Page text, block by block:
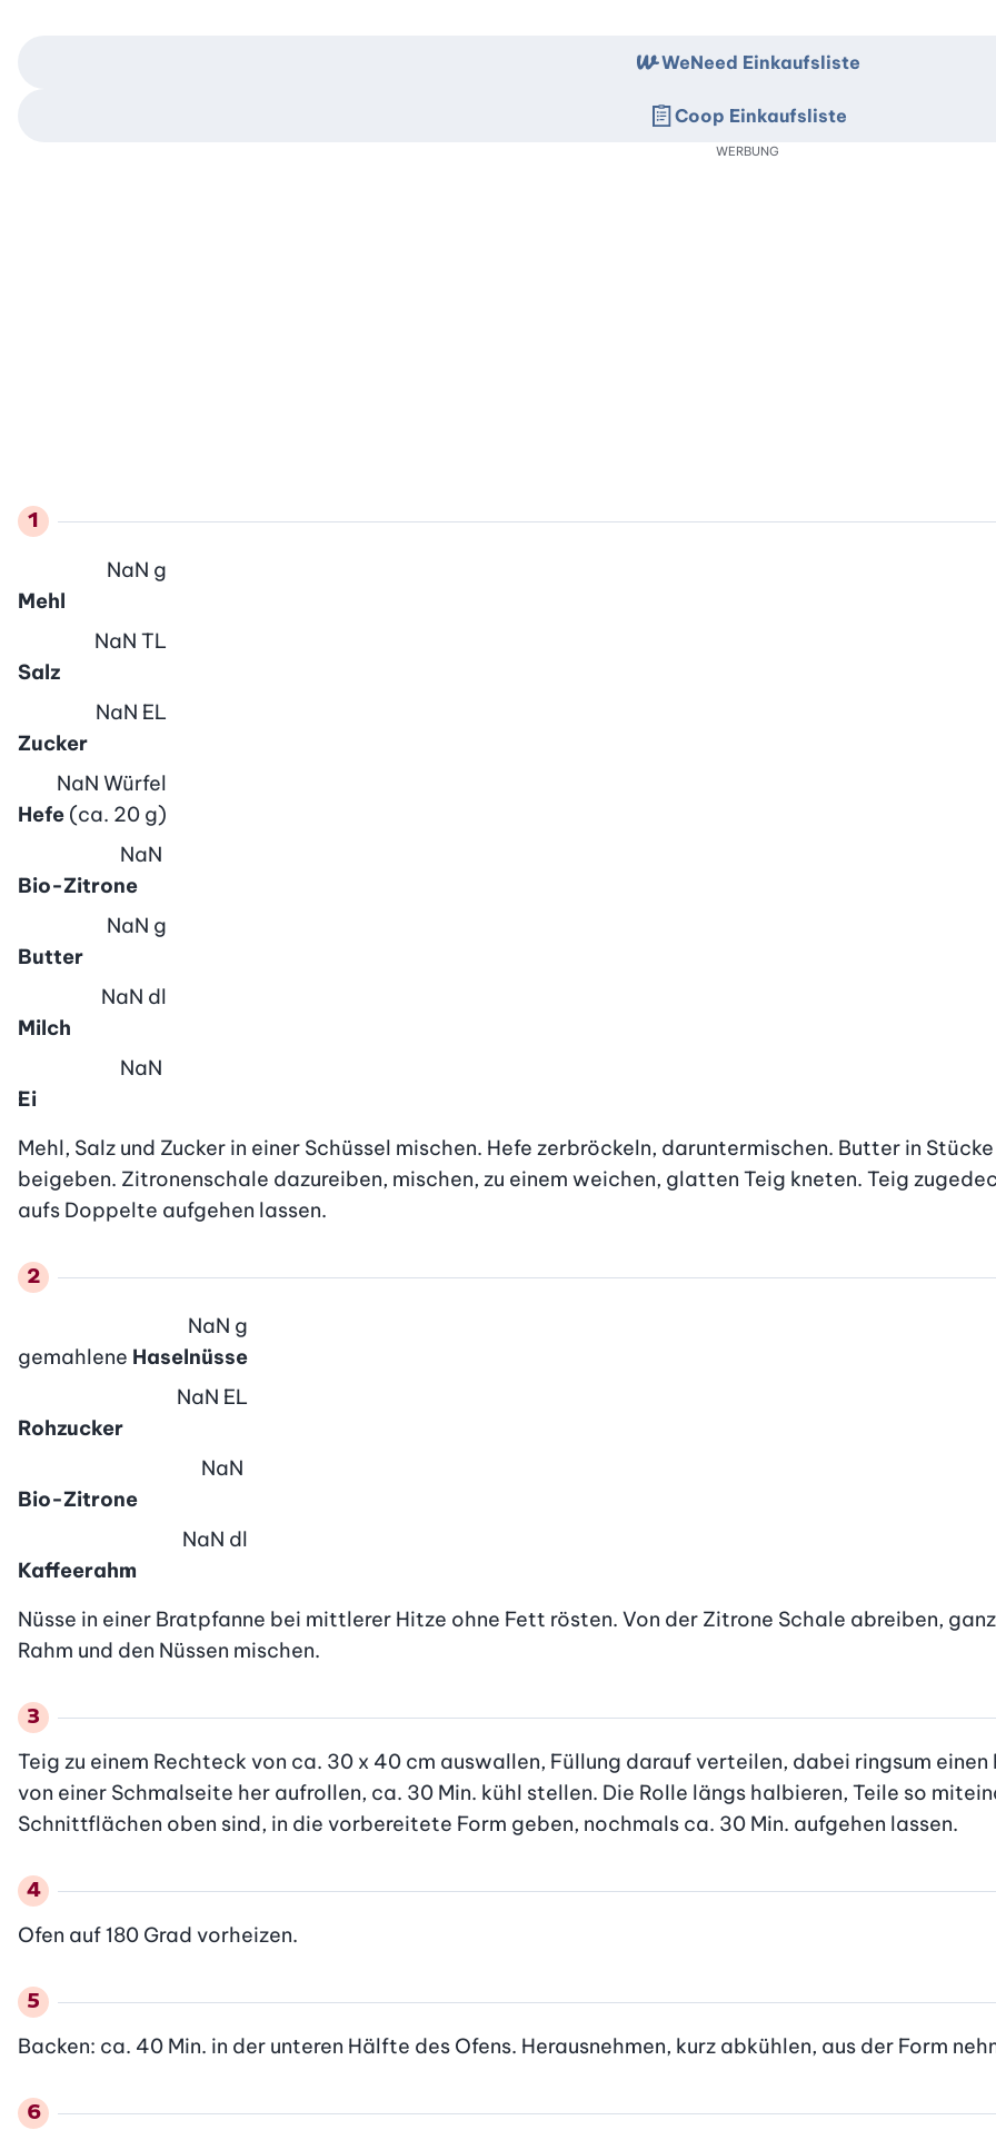
Mehl
NaN g
Salz
NaN TL
Zucker
NaN EL
Hefe (ca. 20 g)
NaN Würfel
Bio-Zitrone
NaN
Butter
NaN g
Milch
NaN dl
Ei
NaN
Mehl, Salz und Zucker in einer Schüssel mischen. Hefe zerbröckeln, daruntermischen. Butter in
beigeben. Zitronenschale dazureiben, mischen, zu einem weichen, glatten Teig kneten. Teig
aufs Doppelte aufgehen lassen.
gemahlene Haselnüsse
NaN g
Rohzucker
NaN EL
Bio-Zitrone
NaN
Kaffeerahm
NaN dl
Nüsse in einer Bratpfanne bei mittlerer Hitze ohne Fett rösten. Von der Zitrone Schale abreiben,
Rahm und den Nüssen mischen.
Teig zu einem Rechteck von ca. 30 x 40 cm auswallen, Füllung darauf verteilen, dabei ringsum einen
von einer Schmalseite her aufrollen, ca. 30 Min. kühl stellen. Die Rolle längs halbieren, Teile so
Schnittflächen oben sind, in die vorbereitete Form geben, nochmals ca. 30 Min. aufgehen lassen.
Ofen auf 180 Grad vorheizen.
Backen: ca. 40 Min. in der unteren Hälfte des Ofens. Herausnehmen, kurz abkühlen, aus der Form
WeNeed Einkaufsliste
Coop Einkaufsliste
WERBUNG